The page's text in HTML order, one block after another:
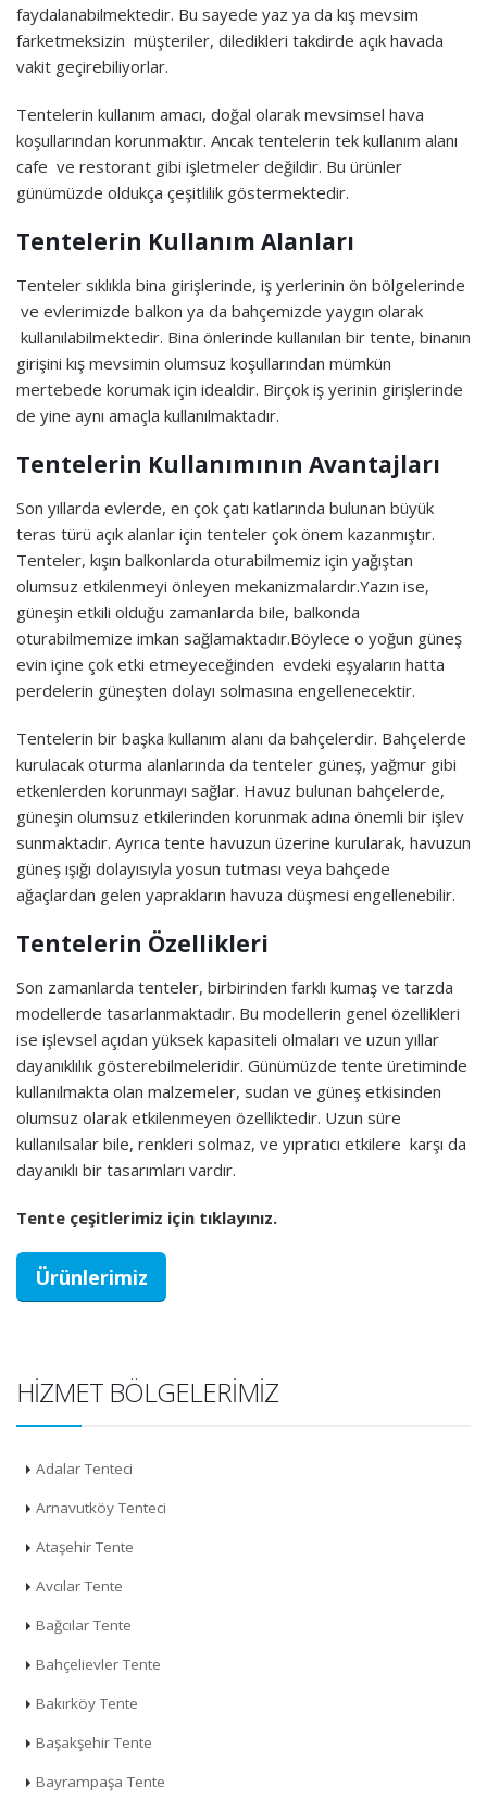
faydalanabilmektedir. Bu sayede yaz ya da kış mevsim
farketmeksizin müşteriler, diledikleri takdirde açık havada
vakit geçirebiliyorlar.
Tentelerin kullanım amacı, doğal olarak mevsimsel hava
koşullarından korunmaktır. Ancak tentelerin tek kullanım alanı
cafe ve restorant gibi işletmeler değildir. Bu ürünler
günümüzde oldukça çeşitlilik göstermektedir.
Tentelerin Kullanım Alanları
Tenteler sıklıkla bina girişlerinde, iş yerlerinin ön bölgelerinde
ve evlerimizde balkon ya da bahçemizde yaygın olarak
kullanılabilmektedir. Bina önlerinde kullanılan bir tente, binanın
girişini kış mevsimin olumsuz koşullarından mümkün
mertebede korumak için idealdir. Birçok iş yerinin girişlerinde
de yine aynı amaçla kullanılmaktadır.
Tentelerin Kullanımının Avantajları
Son yıllarda evlerde, en çok çatı katlarında bulunan büyük
teras türü açık alanlar için tenteler çok önem kazanmıştır.
Tenteler, kışın balkonlarda oturabilmemiz için yağıştan
olumsuz etkilenmeyi önleyen mekanizmalardır.Yazın ise,
güneşin etkili olduğu zamanlarda bile, balkonda
oturabilmemize imkan sağlamaktadır.Böylece o yoğun güneş
evin içine çok etki etmeyeceğinden evdeki eşyaların hatta
perdelerin güneşten dolayı solmasına engellenecektir.
Tentelerin bir başka kullanım alanı da bahçelerdir. Bahçelerde
kurulacak oturma alanlarında da tenteler güneş, yağmur gibi
etkenlerden korunmayı sağlar. Havuz bulunan bahçelerde,
güneşin olumsuz etkilerinden korunmak adına önemli bir işlev
sunmaktadır. Ayrıca tente havuzun üzerine kurularak, havuzun
güneş ışığı dolayısıyla yosun tutması veya bahçede
ağaçlardan gelen yaprakların havuza düşmesi engellenebilir.
Tentelerin Özellikleri
Son zamanlarda tenteler, birbirinden farklı kumaş ve tarzda
modellerde tasarlanmaktadır. Bu modellerin genel özellikleri
ise işlevsel açıdan yüksek kapasiteli olmaları ve uzun yıllar
dayanıklılık gösterebilmeleridir. Günümüzde tente üretiminde
kullanılmakta olan malzemeler, sudan ve güneş etkisinden
olumsuz olarak etkilenmeyen özelliktedir. Uzun süre
kullanılsalar bile, renkleri solmaz, ve yıpratıcı etkilere karşı da
dayanıklı bir tasarımları vardır.
Tente çeşitlerimiz için tıklayınız.
Ürünlerimiz
HIZMET BÖLGELERIMIZ
Adalar Tenteci
Arnavutköy Tenteci
Ataşehir Tente
Avcılar Tente
Bağcılar Tente
Bahçelievler Tente
Bakırköy Tente
Başakşehir Tente
Bayrampaşa Tente